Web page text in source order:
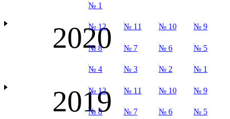
№ 1
2020
№ 12 № 11 № 10 № 9
№ 8 № 7 № 6 № 5
№ 4 № 3 № 2 № 1
2019
№ 12 № 11 № 10 № 9
№ 8 № 7 № 6 № 5